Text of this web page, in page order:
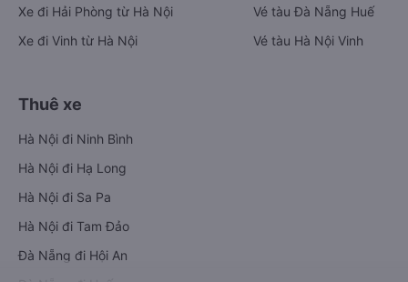
Xe đi Hải Phòng từ Hà Nội
Xe đi Vinh từ Hà Nội
Vé tàu Đà Nẵng Huế
Vé tàu Hà Nội Vinh
Thuê xe
Hà Nội đi Ninh Bình
Hà Nội đi Hạ Long
Hà Nội đi Sa Pa
Hà Nội đi Tam Đảo
Đà Nẵng đi Hội An